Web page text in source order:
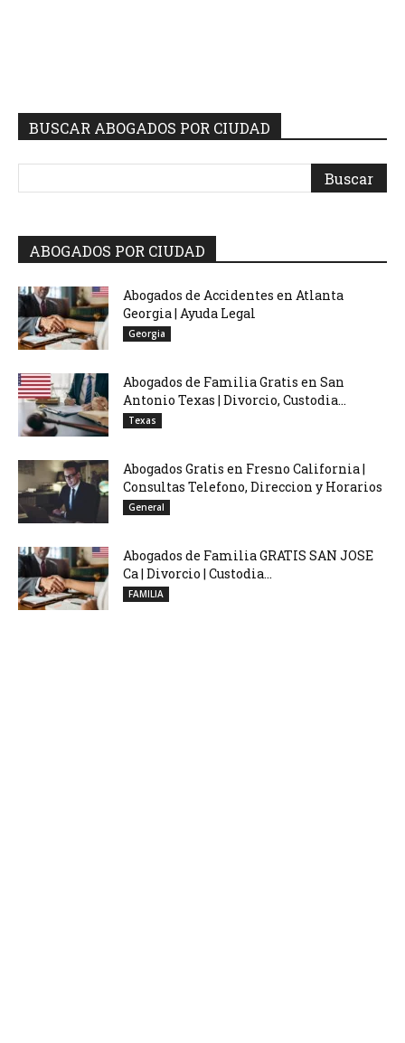
BUSCAR ABOGADOS POR CIUDAD
ABOGADOS POR CIUDAD
Abogados de Accidentes en Atlanta
Georgia | Ayuda Legal
Georgia
Abogados de Familia Gratis en San
Antonio Texas | Divorcio, Custodia...
Texas
Abogados Gratis en Fresno California |
Consultas Telefono, Direccion y Horarios
General
Abogados de Familia GRATIS SAN JOSE
Ca | Divorcio | Custodia...
FAMILIA